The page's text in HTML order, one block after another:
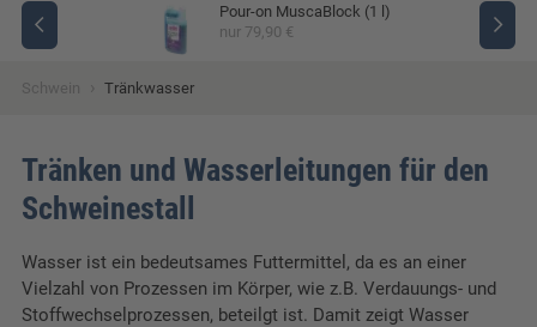
Pour-on MuscaBlock (1 l)
nur 79,90 €
Schwein Tränkwasser
Tränken und Wasserleitungen für den
Schweinestall
Wasser ist ein bedeutsames Futtermittel, da es an einer
Vielzahl von Prozessen im Körper, wie z.B. Verdauungs- und
Stoffwechselprozessen, beteilgt ist. Damit zeigt Wasser